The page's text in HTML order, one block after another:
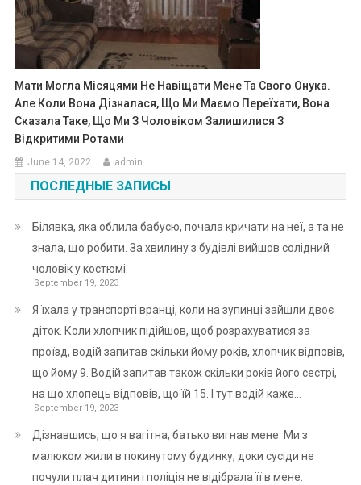
Мати Могла Місяцями Не Навіщати Мене Та Свого Онука.
Але Коли Вона Дізналася, Що Ми Маємо Переїхати, Вона
Сказала Таке, Що Ми З Чоловіком Залишилися З
Відкритими Ротами
June 14, 2022 admin
ПОСЛЕДНЫЕ ЗАПИСЫ
Білявка, яка облила бабусю, почала кричати на неї, а та не
знала, що робити. За хвилину з будівлі вийшов солідний
чоловік у костюмі.
September 19, 2023
Я їхала у транспорті вранці, коли на зупинці зайшли двоє
діток. Коли хлопчик підійшов, щоб розрахуватися за
проїзд, водій запитав скільки йому років, хлопчик відповів,
що йому 9. Водій запитав також скільки років його сестрі,
на що хлопець відповів, що їй 15. І тут водій каже…
September 19, 2023
Дізнавшись, що я вагітна, батько вигнав мене. Ми з
малюком жили в покинутому будинку, доки сусіди не
почули плач дитини і поліція не відібрала її в мене.